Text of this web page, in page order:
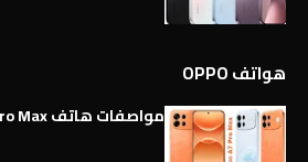
هواتف OPPO
مواصفات هاتف Oppo A7 Pro Max كاملة